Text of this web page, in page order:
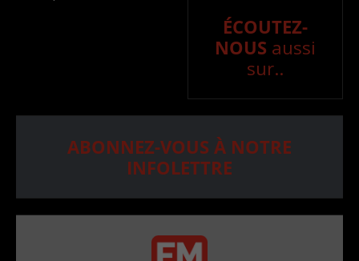
ÉCOUTEZ-
NOUS aussi
sur..
ABONNEZ-VOUS À NOTRE
INFOLETTRE